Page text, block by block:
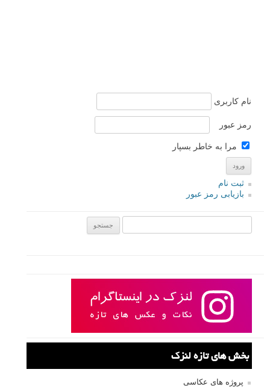
نام کاربری
رمز عبور
مرا به خاطر بسپار
ثبت نام
بازیابی رمز عبور
بخش های تازه لنزک
پروژه های عکاسی